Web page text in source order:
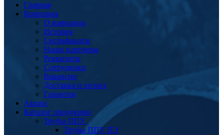
Главная
Компания
О компании
История
Сертификаты
Наши партнеры
Реквизиты
Сотрудники
Вакансии
Доставка и оплата
Гарантия
Акции
Каталог продукции
Трубы ППУ
Трубы ППУ ПЭ